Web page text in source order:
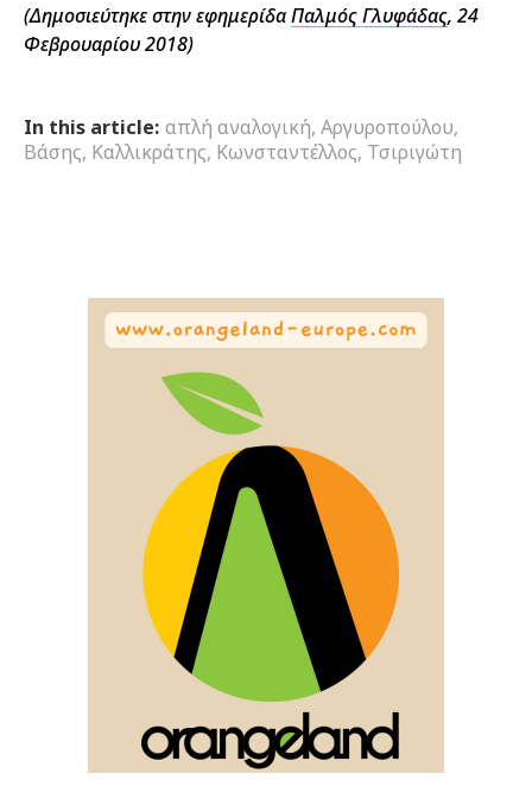
(Δημοσιεύτηκε στην εφημερίδαΠαλμός Γλυφάδας, 24
Φεβρουαρίου 2018)
In this article: απλή αναλογική, Αργυροπούλου,
Βάσης, Καλλικράτης, Κωνσταντέλλος, Τσιριγώτη